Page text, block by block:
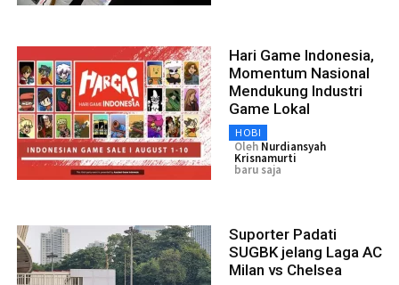
Hari Game Indonesia,
Momentum Nasional
Mendukung Industri
Game Lokal
HOBI
Oleh Nurdiansyah
Krisnamurti
baru saja
Suporter Padati
SUGBK jelang Laga AC
Milan vs Chelsea